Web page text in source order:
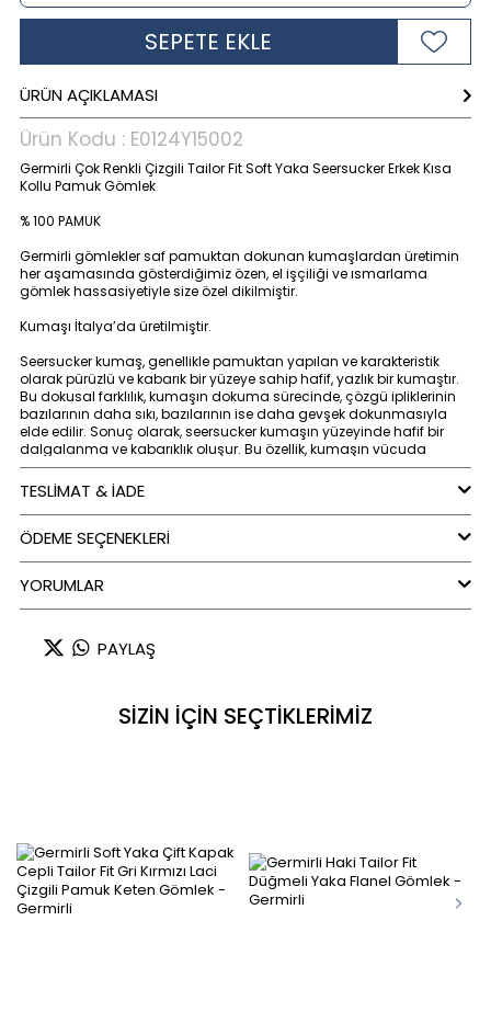
SEPETE EKLE
ÜRÜN AÇIKLAMASI
Ürün Kodu : E0124Y15002
Germirli Çok Renkli Çizgili Tailor Fit Soft Yaka Seersucker Erkek Kısa
Kollu Pamuk Gömlek
% 100 PAMUK
Germirli gömlekler saf pamuktan dokunan kumaşlardan üretimin
her aşamasında gösterdiğimiz özen, el işçiliği ve ısmarlama
gömlek hassasiyetiyle size özel dikilmiştir.
Kumaşı İtalya’da üretilmiştir.
Seersucker kumaş, genellikle pamuktan yapılan ve karakteristik
olarak pürüzlü ve kabarık bir yüzeye sahip hafif, yazlık bir kumaştır.
Bu dokusal farklılık, kumaşın dokuma sürecinde, çözgü ipliklerinin
bazılarının daha sıkı, bazılarının ise daha gevşek dokunmasıyla
elde edilir. Sonuç olarak, seersucker kumaşın yüzeyinde hafif bir
dalgalanma ve kabarıklık oluşur. Bu özellik, kumaşın vücuda
yapışmasını önleyerek, havalandırmayı artırır ve sıcak havalarda
serin kalmayı sağlar.
TESLİMAT & İADE
ÖDEME SEÇENEKLERI
YORUMLAR
PAYLAŞ
SİZİN İÇİN SEÇTİKLERİMİZ